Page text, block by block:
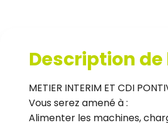
Description de
METIER INTERIM ET CDI
Vous serez amené à :
Alimenter les machines,